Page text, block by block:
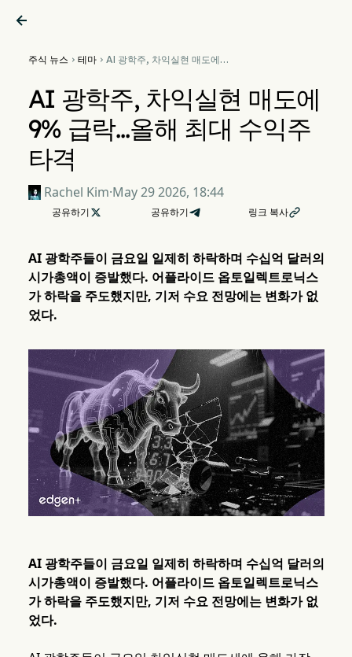

주식 뉴스  테마 AI 광학주, 차익실현 매도에
AI 광학주, 차익실현 매도에
9% 급락…올해 최대 수익주
타격
Rachel Kim·May 29 2026, 18:44
공유하기  공유하기 링크 복사
AI 광학주들이 금요일 일제히 하락하며 수십억 달러의
시가총액이 증발했다. 어플라이드 옵토일렉트로닉스
가 하락을 주도했지만, 기저 수요 전망에는 변화가 없
었다.
AI 광학주들이 금요일 일제히 하락하며 수십억 달러의
시가총액이 증발했다. 어플라이드 옵토일렉트로닉스
가 하락을 주도했지만, 기저 수요 전망에는 변화가 없
었다.